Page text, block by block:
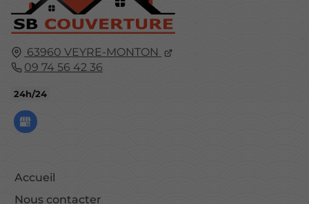
63960 VEYRE-MONTON
09 74 56 42 36
24h/24
Accueil
Nous contacter